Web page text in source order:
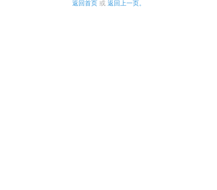
返回首页 或 返回上一页。